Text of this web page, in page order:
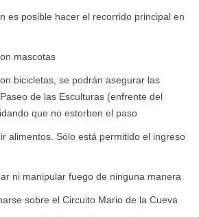
es posible hacer el recorrido principal en
mascotas
bicicletas, se podrán asegurar las
de las Esculturas (enfrente del
que no estorben el paso
alimentos. Sólo está permitido el ingreso
ni manipular fuego de ninguna manera
sobre el Circuito Mario de la Cueva